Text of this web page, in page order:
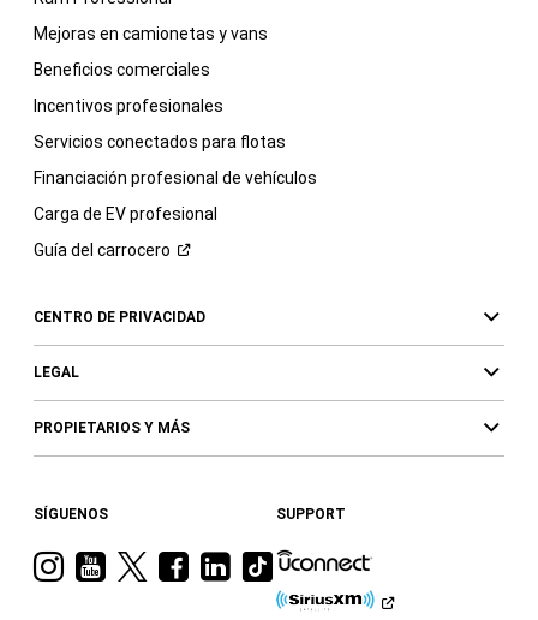
Mejoras en camionetas y vans
Beneficios comerciales
Incentivos profesionales
Servicios conectados para flotas
Financiación profesional de vehículos
Carga de EV profesional
Guía del carrocero
CENTRO DE PRIVACIDAD
LEGAL
PROPIETARIOS Y MÁS
SÍGUENOS
VisitaVisitaVisitaVisitaVisitaVisita
a
SUPPORT